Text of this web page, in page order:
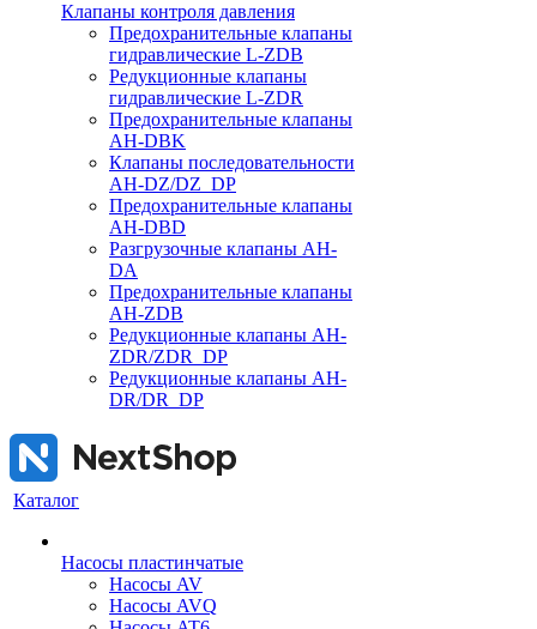
Клапаны контроля давления
Предохранительные клапаны
гидравлические L-ZDB
Редукционные клапаны
гидравлические L-ZDR
Предохранительные клапаны
AH-DBK
Клапаны последовательности
AH-DZ/DZ_DP
Предохранительные клапаны
AH-DBD
Разгрузочные клапаны AH-
DA
Предохранительные клапаны
AH-ZDB
Редукционные клапаны AH-
ZDR/ZDR_DP
Редукционные клапаны AH-
DR/DR_DP
Каталог
Насосы пластинчатые
Насосы AV
Насосы AVQ